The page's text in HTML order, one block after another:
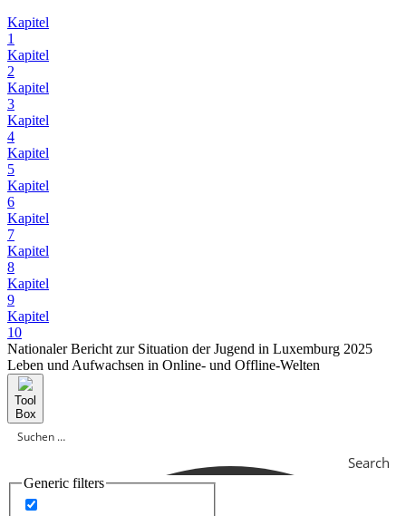
Kapitel
1
Kapitel
2
Kapitel
3
Kapitel
4
Kapitel
5
Kapitel
6
Kapitel
7
Kapitel
8
Kapitel
9
Kapitel
10
Nationaler Bericht zur Situation der Jugend in Luxemburg 2025
Leben und Aufwachsen in Online- und Offline-Welten
Tool
Box
Search
Generic filters